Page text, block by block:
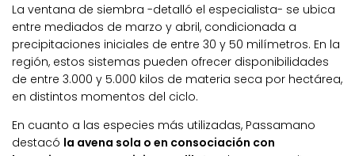
La ventana de siembra -detalló el especialista- se ubica
entre mediados de marzo y abril, condicionada a
precipitaciones iniciales de entre 30 y 50 milímetros. En la
región, estos sistemas pueden ofrecer disponibilidades
de entre 3.000 y 5.000 kilos de materia seca por hectárea,
en distintos momentos del ciclo.
En cuanto a las especies más utilizadas, Passamano
destacó la avena sola o en consociación con